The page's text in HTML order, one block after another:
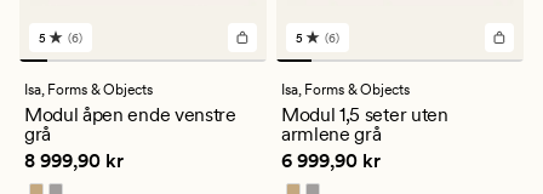
6
anmeldelser
med
en
gjennomsnittlig
vurdering
på
5
5 (6)
Isa, Forms & Objects
Modul åpen ende venstre
grå
Pris 8 999,90 kr
8 999,90 kr
6
anmeldelser
med
en
gjennomsnittlig
vurdering
på
5
5 (6)
Isa, Forms & Objects
Modul 1,5 seter uten
armlene grå
Pris 6 999,90 kr
6 999,90 kr